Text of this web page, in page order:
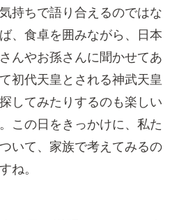
持ちで語り合えるのではな
、食卓を囲みながら、日本
んやお孫さんに聞かせてあ
初代天皇とされる神武天皇
してみたりするのも楽しい
この日をきっかけに、私た
いて、家族で考えてみるの
ね。